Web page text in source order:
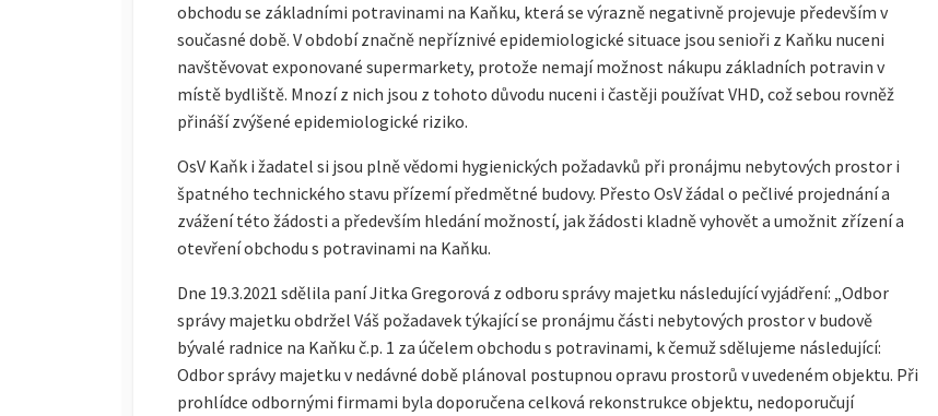
obchodu se základními potravinami na Kaňku, která se výrazně negativně projevuje především v
současné době. V období značně nepříznivé epidemiologické situace jsou senioři z Kaňku nuceni
navštěvovat exponované supermarkety, protože nemají možnost nákupu základních potravin v
místě bydliště. Mnozí z nich jsou z tohoto důvodu nuceni i častěji používat VHD, což sebou rovněž
přináší zvýšené epidemiologické riziko.
OsV Kaňk i žadatel si jsou plně vědomi hygienických požadavků při pronájmu nebytových prostor i
špatného technického stavu přízemí předmětné budovy. Přesto OsV žádal o pečlivé projednání a
zvážení této žádosti a především hledání možností, jak žádosti kladně vyhovět a umožnit zřízení a
otevření obchodu s potravinami na Kaňku.
Dne 19.3.2021 sdělila paní Jitka Gregorová z odboru správy majetku následující vyjádření: „Odbor
správy majetku obdržel Váš požadavek týkající se pronájmu části nebytových prostor v budově
bývalé radnice na Kaňku č.p. 1 za účelem obchodu s potravinami, k čemuž sdělujeme následující:
Odbor správy majetku v nedávné době plánoval postupnou opravu prostorů v uvedeném objektu. Při
prohlídce odbornými firmami byla doporučena celková rekonstrukce objektu, nedoporučují